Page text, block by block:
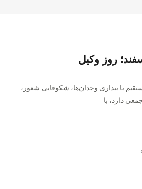
روز وکیل
با بیداری وجدان‌ها، شکوفایی شعور،
دارد، با